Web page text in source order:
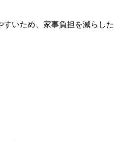
いため、家事負担を減らした